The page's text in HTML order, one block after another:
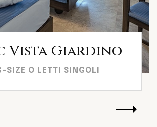
Vista Giardino
SIZE O LETTI SINGOLI